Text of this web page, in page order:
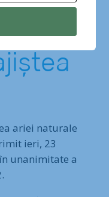
ariei naturale
ieri, 23
unanimitate a